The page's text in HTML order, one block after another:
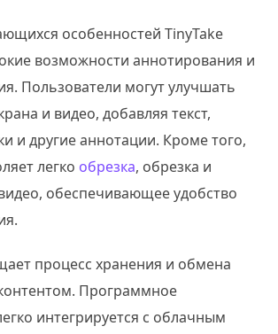
особенностей TinyTake
возможности аннотирования и
Пользователи могут улучшать
и видео, добавляя текст,
и другие аннотации. Кроме того,
легко обрезка, обрезка и
обеспечивающее удобство
процесс хранения и обмена
Программное
интегрируется с облачным